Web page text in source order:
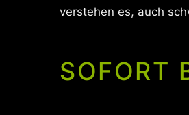
verstehen es, auch
SOFORT